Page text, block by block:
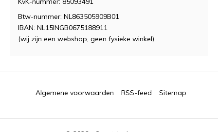
Btw-nummer: NL863505909B01
IBAN: NL15INGB0675188911
(wij zijn een webshop, geen fysieke winkel)
Algemene voorwaarden RSS-feed Sitemap